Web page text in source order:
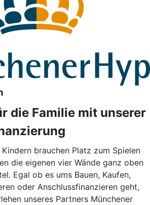
die Familie mit unserer
brauchen Platz zum Spielen
die eigenen vier Wände ganz oben
Egal ob es ums Bauen, Kaufen,
oder Anschlussfinanzieren geht,
unseres Partners Münchener